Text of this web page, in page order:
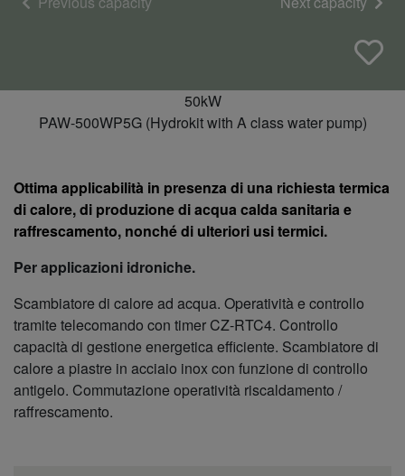
50kW
PAW-500WP5G (Hydrokit with A class water pump)
Ottima applicabilità in presenza di una richiesta termica
di calore, di produzione di acqua calda sanitaria e
raffrescamento, nonché di ulteriori usi termici.
Per applicazioni idroniche.
Scambiatore di calore ad acqua. Operatività e controllo
tramite telecomando con timer CZ-RTC4. Controllo
capacità di gestione energetica efficiente. Scambiatore di
calore a piastre in acciaio inox con funzione di controllo
antigelo. Commutazione operatività riscaldamento /
raffrescamento.